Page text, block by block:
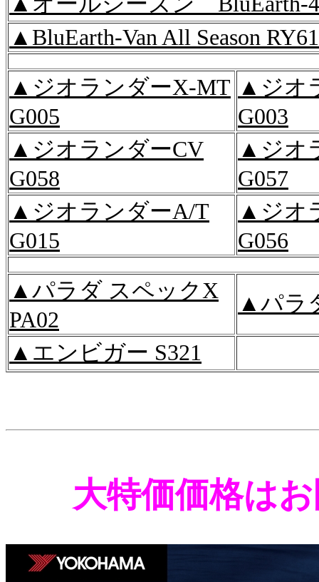
▲BluEarth-Van All Season RY61
▲ジオランダーX-MT
G005
▲ジオ
G003
▲ジオランダーCV
G058
▲ジオ
G057
▲ジオランダーA/T
G015
▲ジオ
G056
▲パラダ スペックX
PA02
▲パラ
▲エンビガー S321
大特価価格は